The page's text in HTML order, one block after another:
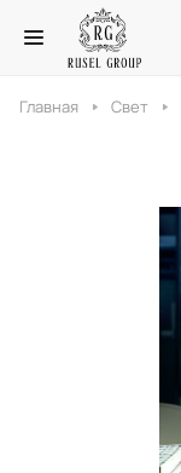
Главная Свет